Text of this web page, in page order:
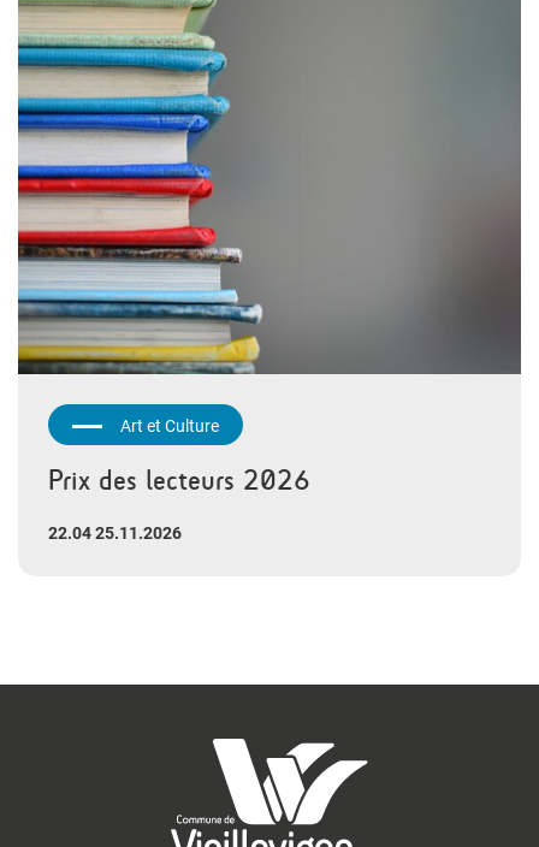
Art et Culture
Prix des lecteurs 2026
22.04 25.11.2026